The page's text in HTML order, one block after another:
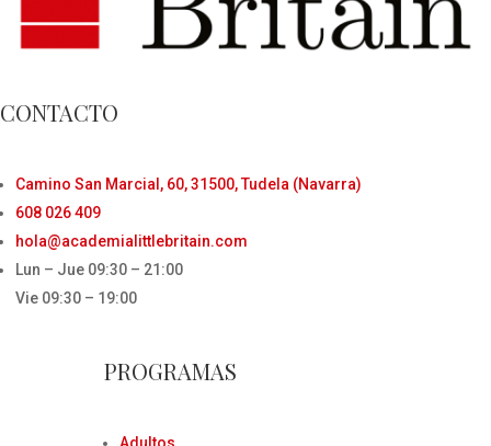
CONTACTO
Camino San Marcial, 60, 31500, Tudela (Navarra)
608 026 409
hola@academialittlebritain.com
Lun – Jue 09:30 – 21:00
Vie 09:30 – 19:00
PROGRAMAS